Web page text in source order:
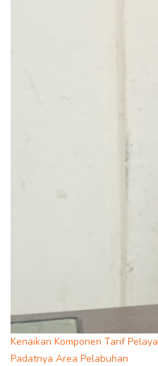
Kenaikan Komponen Tarif
Padatnya Area Pelabuhan